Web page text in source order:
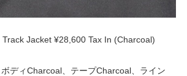
Jacket ¥28,600 Tax In (Charcoal)
ディCharcoal、テープCharcoal、ライン